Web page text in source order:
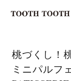
桃づくし！
ミニパルフ